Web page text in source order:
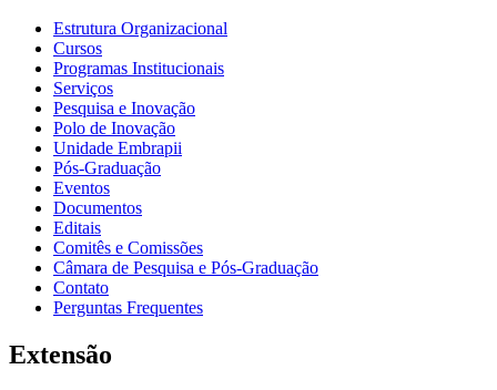
Estrutura Organizacional
Cursos
Programas Institucionais
Serviços
Pesquisa e Inovação
Polo de Inovação
Unidade Embrapii
Pós-Graduação
Eventos
Documentos
Editais
Comitês e Comissões
Câmara de Pesquisa e Pós-Graduação
Contato
Perguntas Frequentes
Extensão